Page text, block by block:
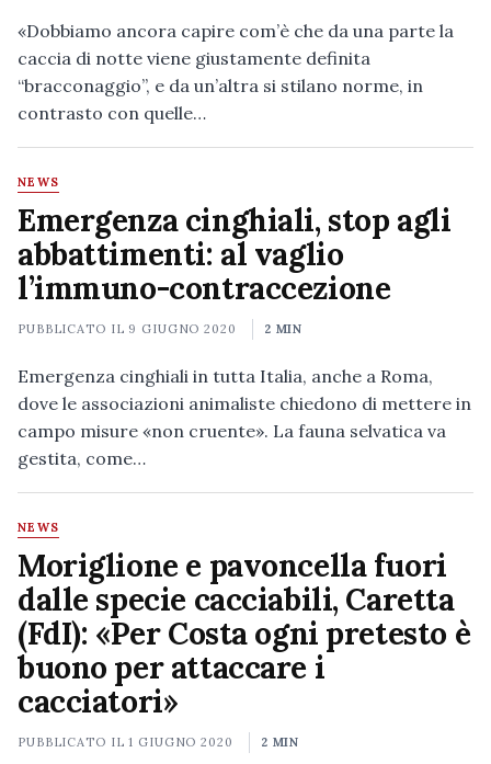
«Dobbiamo ancora capire com’è che da una parte la
caccia di notte viene giustamente definita
“bracconaggio”, e da un’altra si stilano norme, in
contrasto con quelle…
NEWS
Emergenza cinghiali, stop agli
abbattimenti: al vaglio
l’immuno-contraccezione
PUBBLICATO IL 9 GIUGNO 2020 2 MIN
Emergenza cinghiali in tutta Italia, anche a Roma,
dove le associazioni animaliste chiedono di mettere in
campo misure «non cruente». La fauna selvatica va
gestita, come…
NEWS
Moriglione e pavoncella fuori
dalle specie cacciabili, Caretta
(FdI): «Per Costa ogni pretesto è
buono per attaccare i
cacciatori»
PUBBLICATO IL1 GIUGNO 2020 2 MIN